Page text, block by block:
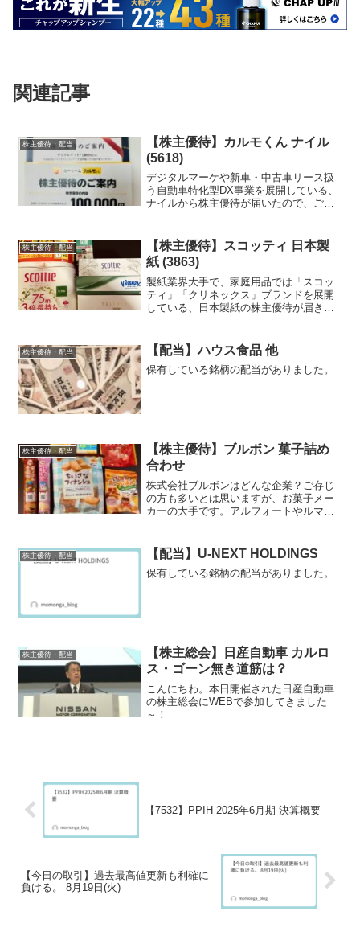
関連記事
株主優待・配当
【株主優待】カルモくん ナイル
(5618)
デジタルマーケや新車・中古車リース扱
う自動車特化型DX事業を展開している、
ナイルから株主優待が届いたので、ご紹
株主優待・配当
【株主優待】スコッティ 日本製
紙 (3863)
製紙業界大手で、家庭用品では「スコッ
ティ」「クリネックス」ブランドを展開
している、日本製紙の株主優待が届きま
株主優待・配当 【配当】ハウス食品 他
保有している銘柄の配当がありました。
株主優待・配当
【株主優待】ブルボン 菓子詰め
合わせ
株式会社ブルボンはどんな企業？ご存じ
の方も多いとは思いますが、お菓子メー
カーの大手です。アルフォートやルマン
を使った美味しいお菓子が多いイメージ
です。
株主優待・配当 【配当】U-NEXT HOLDINGS
保有している銘柄の配当がありました。
株主優待・配当
【株主総会】日産自動車 カルロ
ス・ゴーン無き道筋は？
こんにちわ。本日開催された日産自動車
の株主総会にWEBで参加してきました
～！
【7532】PPIH 2025年6月期 決算概要
【今日の取引】過去最高値更新も利確に
負ける。 8月19日(火)